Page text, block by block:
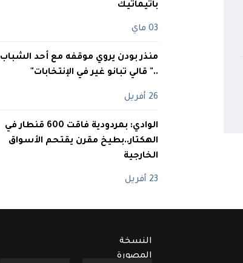
باتيماتيك
03 ماي
منذر بودن يروي موقفه مع أحد الشباب
.." قالي تبانو غير في الإنتخابات"
26 أفريل
الوادي: بمردودية فاقت 600 قنطار في
الهكتار..بطيخ مقرن يقتحم الأسواق
الخارجية
23 أفريل
النسخة
المصورة